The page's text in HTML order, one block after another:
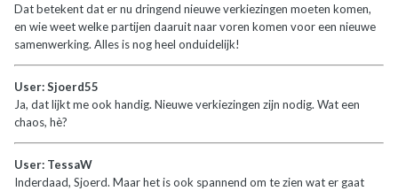
Dat betekent dat er nu dringend nieuwe verkiezingen moeten komen,
en wie weet welke partijen daaruit naar voren komen voor een nieuwe
samenwerking. Alles is nog heel onduidelijk!
User: Sjoerd55
Ja, dat lijkt me ook handig. Nieuwe verkiezingen zijn nodig. Wat een
chaos, hè?
User: TessaW
Inderdaad, Sjoerd. Maar het is ook spannend om te zien wat er gaat